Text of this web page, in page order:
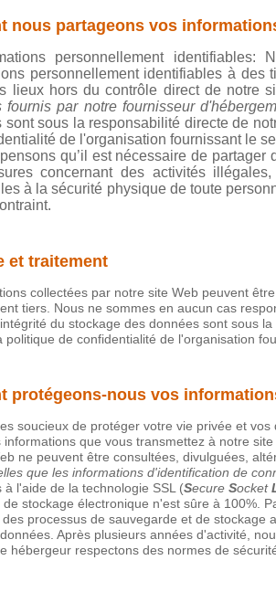
nous partageons vos
personnellement
personnellement identifiables à des
lieux hors du contrôle direct de notre
fournis par notre fournisseur
sont sous la responsabilité directe de
de l'organisation fournissant le
qu’il est nécessaire de
concernant des activités
à la sécurité physique de toute
et traitement
collectées par notre site Web peuvent
tiers. Nous ne sommes en aucun cas
du stockage des données sont sous
politique de confidentialité de l'organisation
protégeons-nous vos
soucieux de protéger votre vie privée et
informations que vous transmettez à notre
ne peuvent être consultées, divulguées,
que les informations d'identification de
à l'aide de la technologie SSL (Secure Socket
stockage électronique n'est sûre à 100%.
des processus de sauvegarde et de
Après plusieurs années d'activité,
hébergeur respectons des normes de